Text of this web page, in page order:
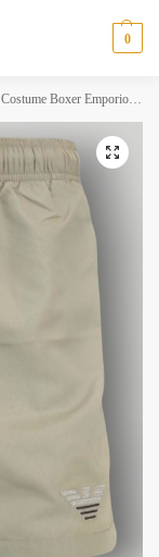
0
Costume Boxer Emporio Armani Beige